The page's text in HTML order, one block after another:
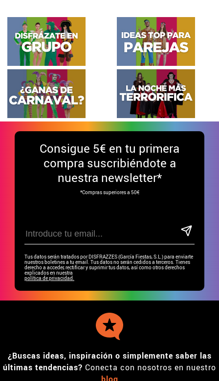
Consigue 5€ en tu primera
compra suscribiéndote a
nuestra newsletter*
*Compras superiores a 50€
Tus datos serán tratados por DISFRAZZES (García Fiestas, S.L.) para enviarte
nuestros boletines a tu email. Tus datos no serán cedidos a terceros. Tienes
derecho a acceder, rectificar y suprimir tus datos, así como otros derechos
explicados en nuestra
política de privacidad.
¿Buscas ideas, inspiración o simplemente saber las
últimas tendencias? Conecta con nosotros en nuestro